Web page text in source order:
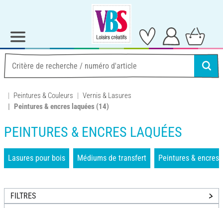
Peintures & Couleurs
Vernis & Lasures
Peintures & encres laquées (14)
PEINTURES & ENCRES LAQUÉES
Lasures pour bois Médiums de transfert Peintures & encres
FILTRES